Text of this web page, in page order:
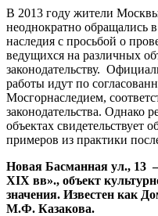
В 2013 году жители
неоднократно обращались
наследия с просьбой о
ведущихся на различных
законодательству.
работы идут по
Мосгорнаследием,
законодательства. Однако
объектах свидетельствует
примеров из практики
Новая Басманная ул., 13
XIX вв»., объект
значения. Известен как Д
М.Ф. Казакова.